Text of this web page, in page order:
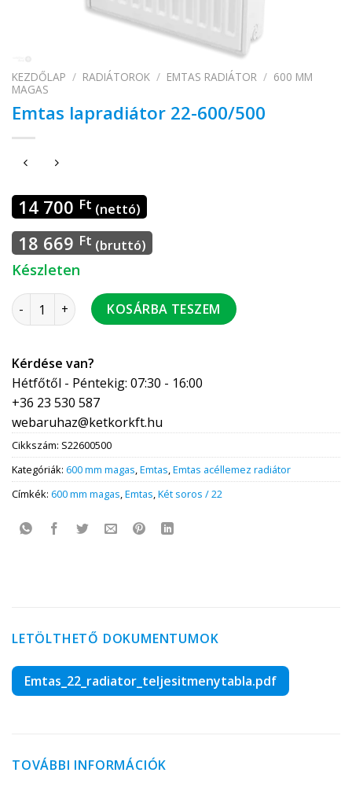
KEZDŐLAP / RADIÁTOROK / EMTAS RADIÁTOR / 600 MM
MAGAS
Emtas lapradiátor 22-600/500
14 700 Ft (nettó)
18 669 Ft (bruttó)
Készleten
Emtas lapradiátor 22-600/500 mennyiség
KOSÁRBA TESZEM
Kérdése van?
Hétfőtől - Péntekig: 07:30 - 16:00
+36 23 530 587
webaruhaz@ketkorkft.hu
Cikkszám: S22600500
Kategóriák: 600 mm magas,Emtas,Emtas acéllemez radiátor
Címkék: 600 mm magas,Emtas,Két soros / 22
LETÖLTHETŐ DOKUMENTUMOK
Emtas_22_radiator_teljesitmenytabla.pdf
TOVÁBBI INFORMÁCIÓK